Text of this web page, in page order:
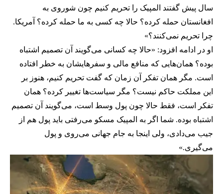
سال پیش گفتند المپیک را تحریم کنیم چون شوروی به
افغانستان حمله کرده؟ حالا چه کسی به ما حمله کرده؟ آمریکا.
چرا تحریم نمی‌کنند؟»
او در ادامه افزود: «حالا چه کسانی می‌گویند آن تصمیم اشتباه
بوده؟ همان‌هایی که منافع مالی و سفرهایشان به خطر افتاده
است. مگر همان تفکر آن زمان که گفت تحریم کنیم، هنوز بر
این مملکت حاکم نیست؟ مگر سیاست‌ها تغییر کرده؟ همان
تفکر است، فقط حالا چون پول وسط است، می‌گویند آن تصمیم
اشتباه بوده. شما اگر به المپیک مسکو می‌رفتی باید پول هم از
جیب می‌دادی، ولی اینجا به جام جهانی می‌روی و پول
می‌گیری.»